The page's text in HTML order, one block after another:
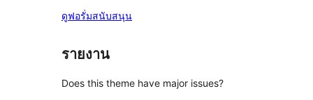
ดูฟอรั่มสนับสนุน
รายงาน
Does this theme have major issues?